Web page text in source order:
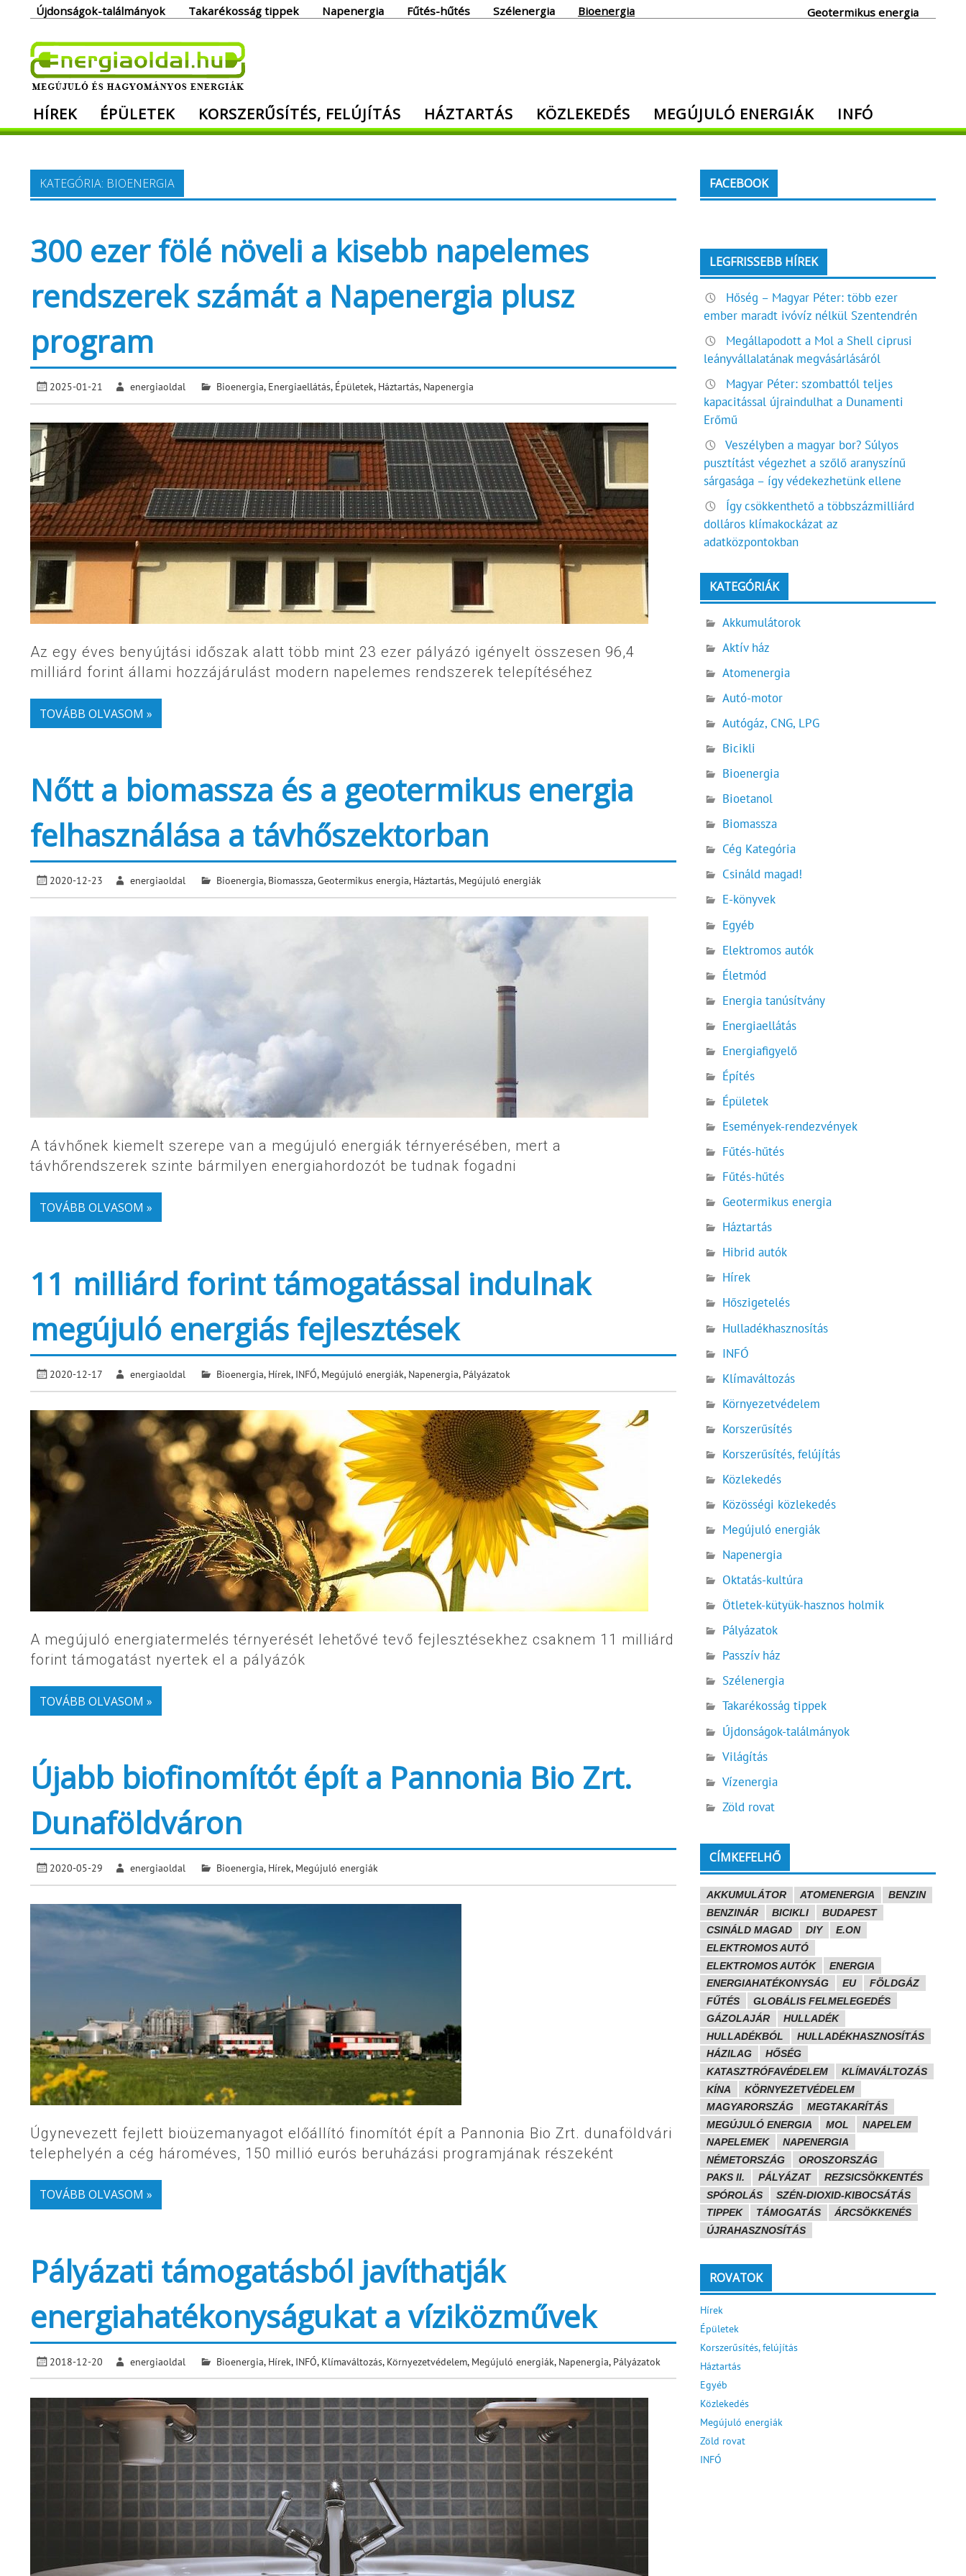
Újdonságok-találmányok Takarékosság tippek Napenergia Fűtés-hűtés Szélenergia Bioenergia Geotermikus energia
Megújuló és hagyományos energiák. Minden, ami energia!
HÍREK ÉPÜLETEK KORSZERŰSÍTÉS, FELÚJÍTÁS HÁZTARTÁS KÖZLEKEDÉS MEGÚJULÓ ENERGIÁK INFÓ
KATEGÓRIA: BIOENERGIA
300 ezer fölé növeli a kisebb napelemes
rendszerek számát a Napenergia plusz
program
2025-01-21 energiaoldal Bioenergia, Energiaellátás, Épületek, Háztartás, Napenergia
Az egy éves benyújtási időszak alatt több mint 23 ezer pályázó igényelt összesen 96,4
milliárd forint állami hozzájárulást modern napelemes rendszerek telepítéséhez
TOVÁBB OLVASOM »
Nőtt a biomassza és a geotermikus energia
felhasználása a távhőszektorban
2020-12-23 energiaoldal Bioenergia, Biomassza,Geotermikus energia, Háztartás, Megújuló energiák
A távhőnek kiemelt szerepe van a megújuló energiák térnyerésében, mert a
távhőrendszerek szinte bármilyen energiahordozót be tudnak fogadni
TOVÁBB OLVASOM »
11 milliárd forint támogatással indulnak
megújuló energiás fejlesztések
2020-12-17 energiaoldal Bioenergia, Hírek, INFÓ, Megújuló energiák, Napenergia, Pályázatok
A megújuló energiatermelés térnyerését lehetővé tevő fejlesztésekhez csaknem 11 milliárd
forint támogatást nyertek el a pályázók
TOVÁBB OLVASOM »
Újabb biofinomítót épít a Pannonia Bio Zrt.
Dunaföldváron
2020-05-29 energiaoldal Bioenergia, Hírek, Megújuló energiák
Úgynevezett fejlett bioüzemanyagot előállító finomítót épít a Pannonia Bio Zrt. dunaföldvári
telephelyén a cég hároméves, 150 millió eurós beruházási programjának részeként
TOVÁBB OLVASOM »
Pályázati támogatásból javíthatják
energiahatékonyságukat a víziközművek
2018-12-20 energiaoldal Bioenergia, Hírek, INFÓ, Klímaváltozás, Környezetvédelem, Megújuló energiák, Napenergia, Pályázatok
FACEBOOK
LEGFRISSEBB HÍREK
Hőség – Magyar Péter: több ezer
ember maradt ivóvíz nélkül Szentendrén
Megállapodott a Mol a Shell ciprusi
leányvállalatának megvásárlásáról
Magyar Péter: szombattól teljes
kapacitással újraindulhat a Dunamenti
Erőmű
Veszélyben a magyar bor? Súlyos
pusztítást végezhet a szőlő aranyszínű
sárgasága – így védekezhetünk ellene
Így csökkenthető a többszázmilliárd
dolláros klímakockázat az
adatközpontokban
KATEGÓRIÁK
Akkumulátorok
Aktív ház
Atomenergia
Autó-motor
Autógáz, CNG, LPG
Bicikli
Bioenergia
Bioetanol
Biomassza
Cég Kategória
Csináld magad!
E-könyvek
Egyéb
Elektromos autók
Életmód
Energia tanúsítvány
Energiaellátás
Energiafigyelő
Építés
Épületek
Események-rendezvények
Fűtés-hűtés
Fűtés-hűtés
Geotermikus energia
Háztartás
Hibrid autók
Hírek
Hőszigetelés
Hulladékhasznosítás
INFÓ
Klímaváltozás
Környezetvédelem
Korszerűsítés
Korszerűsítés, felújítás
Közlekedés
Közösségi közlekedés
Megújuló energiák
Napenergia
Oktatás-kultúra
Ötletek-kütyük-hasznos holmik
Pályázatok
Passzív ház
Szélenergia
Takarékosság tippek
Újdonságok-találmányok
Világítás
Vízenergia
Zöld rovat
CÍMKEFELHŐ
AKKUMULÁTOR ATOMENERGIA
BENZIN
BENZINÁR
BICIKLI
BUDAPEST
CSINÁLD MAGAD
DIY
E.ON
ELEKTROMOS AUTÓ
ELEKTROMOS AUTÓK
ENERGIA
ENERGIAHATÉKONYSÁG
EU
FÖLDGÁZ
FŰTÉS
GLOBÁLIS FELMELEGEDÉS
GÁZOLAJÁR
HULLADÉK
HULLADÉKBÓL
HULLADÉKHASZNOSÍTÁS
HÁZILAG
HŐSÉG
KATASZTRÓFAVÉDELEM
KLÍMAVÁLTOZÁS
KÍNA
KÖRNYEZETVÉDELEM
MAGYARORSZÁG
MEGTAKARÍTÁS
MEGÚJULÓ ENERGIA
MOL
NAPELEM
NAPELEMEK
NAPENERGIA
NÉMETORSZÁG
OROSZORSZÁG
PAKS II.
PÁLYÁZAT
REZSICSÖKKENTÉS
SPÓROLÁS
SZÉN-DIOXID-KIBOCSÁTÁS
TIPPEK
TÁMOGATÁS
ÁRCSÖKKENÉS
ÚJRAHASZNOSÍTÁS
ROVATOK
Hírek
Épületek
Korszerűsítés, felújítás
Háztartás
Egyéb
Közlekedés
Megújuló energiák
Zöld rovat
INFÓ